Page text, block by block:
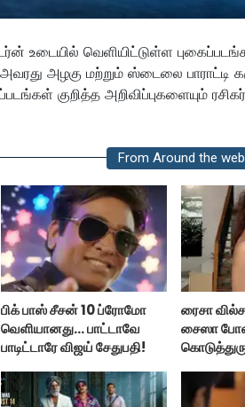
உடையில் வெளியிட்டுள்ள
அழகு மற்றும் ஸ்டைலை பாராட்டி
குறித்த அறிவிப்புகளையும்
From Around the web
பிக் பாஸ் சீசன் 10 ப்ரோமோ
வெளியானது... பாட்டாவே
பாடிட்டாரே விஜய் சேதுபதி!
ரைசா
சைஸா